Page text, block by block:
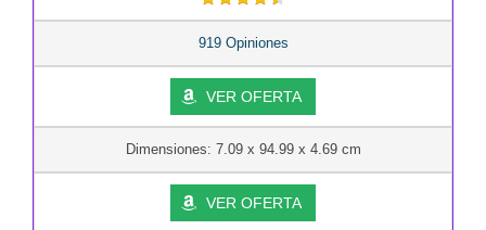
919 Opiniones
VER OFERTA
Dimensiones: 7.09 x 94.99 x 4.69 cm
VER OFERTA